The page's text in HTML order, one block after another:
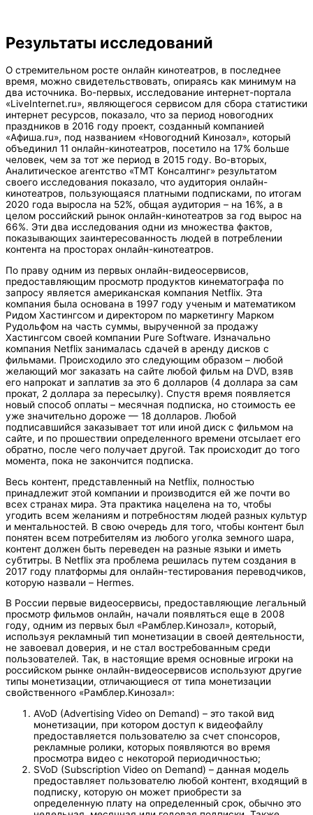
Результаты исследований
О стремительном росте онлайн кинотеатров, в последнее
время, можно свидетельствовать, опираясь как минимум на
два источника. Во-первых, исследование интернет-портала
«LiveInternet.ru», являющегося сервисом для сбора статистики
интернет ресурсов, показало, что за период новогодних
праздников в 2016 году проект, созданный компанией
«Афиша.ru», под названием «Новогодний Кинозал», который
объединил 11 онлайн-кинотеатров, посетило на 17% больше
человек, чем за тот же период в 2015 году. Во-вторых,
Аналитическое агентство «ТМТ Консалтинг» результатом
своего исследования показало, что аудитория онлайн-
кинотеатров, пользующаяся платными подписками, по итогам
2020 года выросла на 52%, общая аудитория – на 16%, а в
целом российский рынок онлайн-кинотеатров за год вырос на
66%. Эти два исследования одни из множества фактов,
показывающих заинтересованность людей в потреблении
контента на просторах онлайн-кинотеатров.
По праву одним из первых онлайн-видеосервисов,
предоставляющим просмотр продуктов кинематографа по
запросу является американская компания Netflix. Эта
компания была основана в 1997 году ученым и математиком
Ридом Хастингсом и директором по маркетингу Марком
Рудольфом на часть суммы, вырученной за продажу
Хастингсом своей компании Pure Software. Изначально
компания Netflix занималась сдачей в аренду дисков с
фильмами. Происходило это следующим образом – любой
желающий мог заказать на сайте любой фильм на DVD, взяв
его напрокат и заплатив за это 6 долларов (4 доллара за сам
прокат, 2 доллара за пересылку). Спустя время появляется
новый способ оплаты – месячная подписка, но стоимость ее
уже значительно дороже — 18 долларов. Любой
подписавшийся заказывает тот или иной диск с фильмом на
сайте, и по прошествии определенного времени отсылает его
обратно, после чего получает другой. Так происходит до того
момента, пока не закончится подписка.
Весь контент, представленный на Netflix, полностью
принадлежит этой компании и производится ей же почти во
всех странах мира. Эта практика нацелена на то, чтобы
угодить всем желаниям и потребностям людей разных культур
и ментальностей. В свою очередь для того, чтобы контент был
понятен всем потребителям из любого уголка земного шара,
контент должен быть переведен на разные языки и иметь
субтитры. В Netflix эта проблема решилась путем создания в
2017 году платформы для онлайн-тестирования переводчиков,
которую назвали – Hermes.
В России первые видеосервисы, предоставляющие легальный
просмотр фильмов онлайн, начали появляться еще в 2008
году, одним из первых был «Рамблер.Кинозал», который,
используя рекламный тип монетизации в своей деятельности,
не завоевал доверия, и не стал востребованным среди
пользователей. Так, в настоящие время основные игроки на
российском рынке онлайн-видеосервисов используют другие
типы монетизации, отличающиеся от типа монетизации
свойственного «Рамблер.Кинозал»:
AVoD (Advertising Video on Demand) – это такой вид
монетизации, при котором доступ к видеофайлу
предоставляется пользователю за счет спонсоров,
рекламные ролики, которых появляются во время
просмотра видео с некоторой периодичностью;
SVoD (Subscription Video on Demand) – данная модель
предоставляет пользователю любой контент, входящий в
подписку, которую он может приобрести за
определенную плату на определенный срок, обычно это